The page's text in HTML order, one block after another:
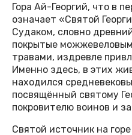
Гора Ай-Георгий, что в
означает «Святой
Судаком, словно
покрытые
травами, издревле
Именно здесь, в этих
находился
посвящённый святому
покровителю воинов и
Святой источник на